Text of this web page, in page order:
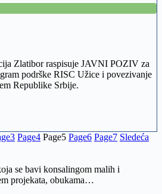
Zlatibor raspisuje JAVNI POZIV za
podrške RISC Užice i povezivanje
Republike Srbije.
3 Page4 Page5 Page6 Page7 Sledeća
se bavi konsalingom malih i
projekata, obukama…